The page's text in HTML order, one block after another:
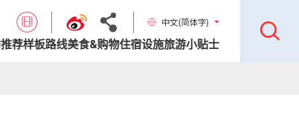
中文(简体字)
荐样板路线美食&购物住宿设施旅游小贴士